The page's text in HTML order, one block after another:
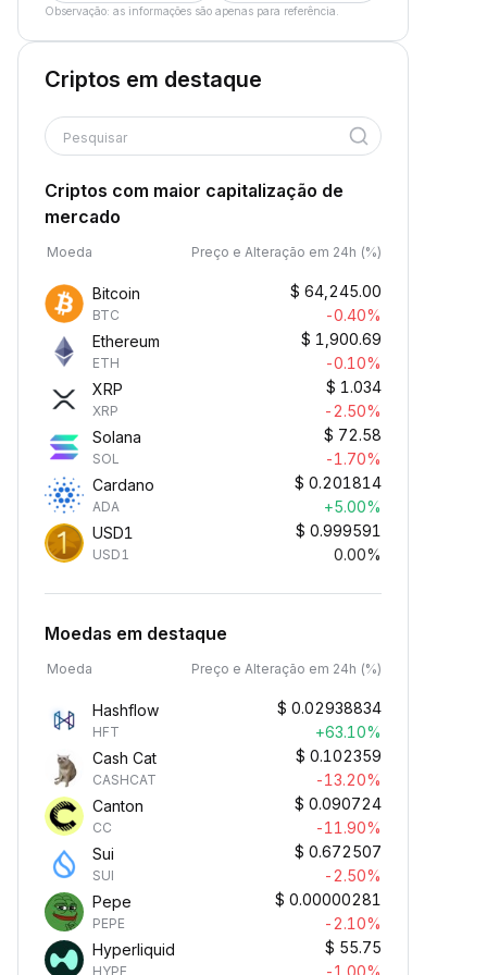
Observação: as informações são apenas para referência.
Criptos em destaque
Pesquisar
Criptos com maior capitalização de
mercado
Moeda Preço e Alteração em 24h (%)
Bitcoin
BTC
$ 64,245.00
-0.40%
Ethereum
ETH
$ 1,900.69
-0.10%
XRP
XRP
$ 1.034
-2.50%
Solana
SOL
$ 72.58
-1.70%
Cardano
ADA
$ 0.201814
+5.00%
USD1
USD1
$ 0.999591
0.00%
Moedas em destaque
Moeda Preço e Alteração em 24h (%)
Hashflow
HFT
$ 0.02938834
+63.10%
Cash Cat
CASHCAT
$ 0.102359
-13.20%
Canton
CC
$ 0.090724
-11.90%
Sui
SUI
$ 0.672507
-2.50%
Pepe
PEPE
$ 0.00000281
-2.10%
Hyperliquid
HYPE
$ 55.75
-1.00%